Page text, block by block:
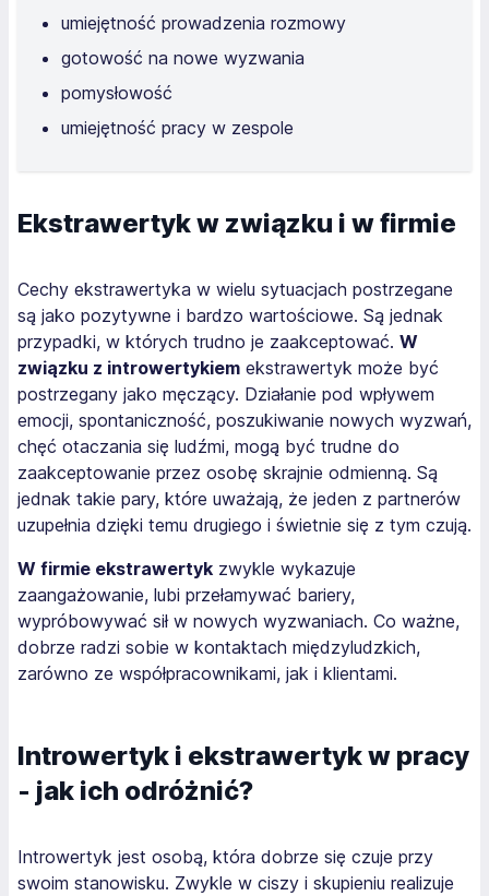
umiejętność prowadzenia rozmowy
gotowość na nowe wyzwania
pomysłowość
umiejętność pracy w zespole
Ekstrawertyk w związku i w firmie
Cechy ekstrawertyka w wielu sytuacjach postrzegane
są jako pozytywne i bardzo wartościowe. Są jednak
przypadki, w których trudno je zaakceptować. W
związku z introwertykiem ekstrawertyk może być
postrzegany jako męczący. Działanie pod wpływem
emocji, spontaniczność, poszukiwanie nowych wyzwań,
chęć otaczania się ludźmi, mogą być trudne do
zaakceptowanie przez osobę skrajnie odmienną. Są
jednak takie pary, które uważają, że jeden z partnerów
uzupełnia dzięki temu drugiego i świetnie się z tym czują.
W firmie ekstrawertyk zwykle wykazuje
zaangażowanie, lubi przełamywać bariery,
wypróbowywać sił w nowych wyzwaniach. Co ważne,
dobrze radzi sobie w kontaktach międzyludzkich,
zarówno ze współpracownikami, jak i klientami.
Introwertyk i ekstrawertyk w pracy
- jak ich odróżnić?
Introwertyk jest osobą, która dobrze się czuje przy
swoim stanowisku. Zwykle w ciszy i skupieniu realizuje